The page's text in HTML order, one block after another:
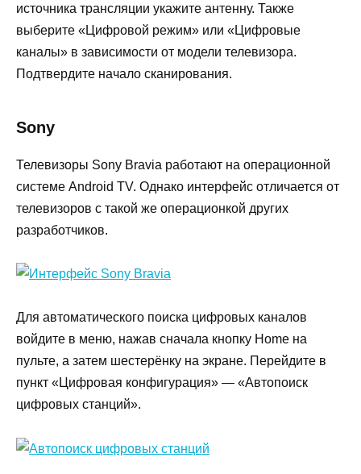
источника трансляции укажите антенну. Также
выберите «Цифровой режим» или «Цифровые
каналы» в зависимости от модели телевизора.
Подтвердите начало сканирования.
Sony
Телевизоры Sony Bravia работают на операционной
системе Android TV. Однако интерфейс отличается от
телевизоров с такой же операционкой других
разработчиков.
Для автоматического поиска цифровых каналов
войдите в меню, нажав сначала кнопку Home на
пульте, а затем шестерёнку на экране. Перейдите в
пункт «Цифровая конфигурация» — «Автопоиск
цифровых станций».